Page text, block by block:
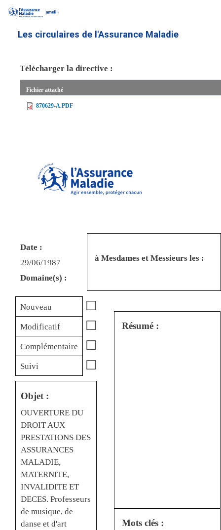
contenu
Les circulaires de l'Assurance Maladie
Télécharger la directive :
Fichier attaché
870629-A.PDF
Date :
29/06/1987
Domaine(s) :
à Mesdames et Messieurs les :
Nouveau ☐
Modificatif ☐
Complémentaire ☐
Suivi ☐
Objet :
OUVERTURE DU
DROIT AUX
PRESTATIONS DES
ASSURANCES
MALADIE,
MATERNITE,
INVALIDITE ET
DECES. Professeurs
de musique, de
danse et d'art
Résumé :
Mots clés :